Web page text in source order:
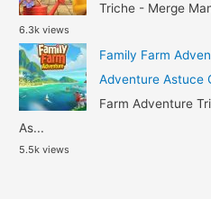
Triche - Merge
6.3k views
Family Farm
Adventure Astuce
Farm Adventure
As...
5.5k views